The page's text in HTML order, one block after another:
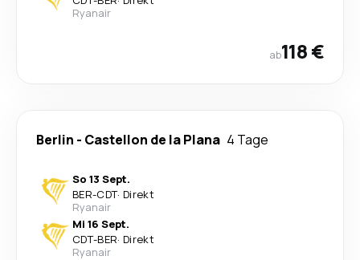
Ryanair
ab118 €
Berlin - Castellon de la Plana 4 Tage
So 13 Sept.
BER-CDT· Direkt
Ryanair
Mi 16 Sept.
CDT-BER· Direkt
Ryanair